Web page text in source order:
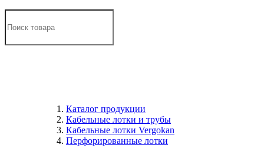
Каталог продукции
Кабельные лотки и трубы
Кабельные лотки Vergokan
Перфорированные лотки